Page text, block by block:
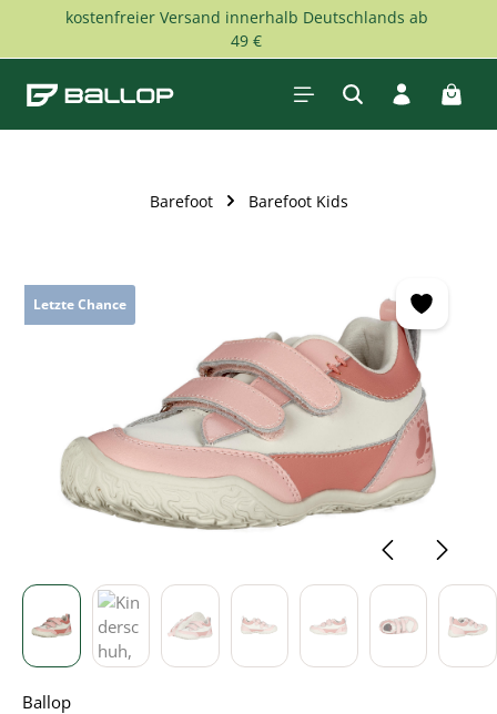
Zum Hauptinhalt springen
kostenfreier Versand innerhalb Deutschlands ab
49 €
Barefoot Barefoot Kids
Letzte Chance
Ballop